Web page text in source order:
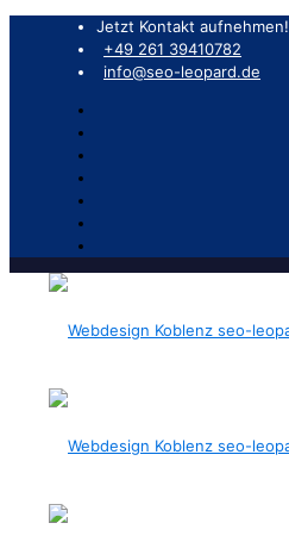
Jetzt Kontakt aufnehmen!
+49 261 39410782
info@seo-leopard.de